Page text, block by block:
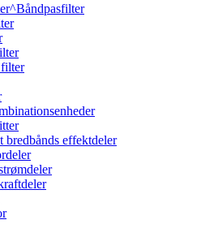
bredbånds effektdeler